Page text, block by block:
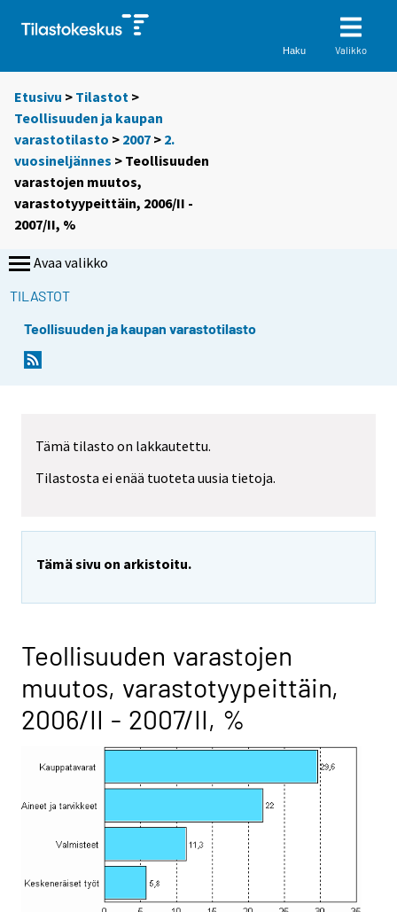
Haku Valikko
Etusivu > Tilastot >
Teollisuuden ja kaupan
varastotilasto > 2007 > 2.
vuosineljännes > Teollisuuden
varastojen muutos,
varastotyypeittäin, 2006/II -
2007/II, %
Avaa valikko
TILASTOT
Teollisuuden ja kaupan varastotilasto
Tämä tilasto on lakkautettu.
Tilastosta ei enää tuoteta uusia tietoja.
Tämä sivu on arkistoitu.
Teollisuuden varastojen
muutos, varastotyypeittäin,
2006/II - 2007/II, %